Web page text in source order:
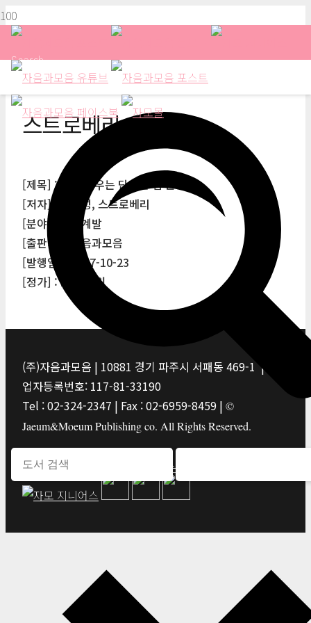
Search
스트로베리
[제목] : 나를 세우는 단단한 힘 문사철
[저자] : 이지성, 스트로베리
[분야] : 자기계발
[출판사] : 자음과모음
[발행일] : 2017-10-23
[정가] : 15,000원
(주)자음과모음 | 10881 경기 파주시 서패동 469-1 | 사
업자등록번호: 117-81-33190
Tel : 02-324-2347 | Fax : 02-6959-8459 | ©
Jaeum&Moeum Publishing co. All Rights Reserved.